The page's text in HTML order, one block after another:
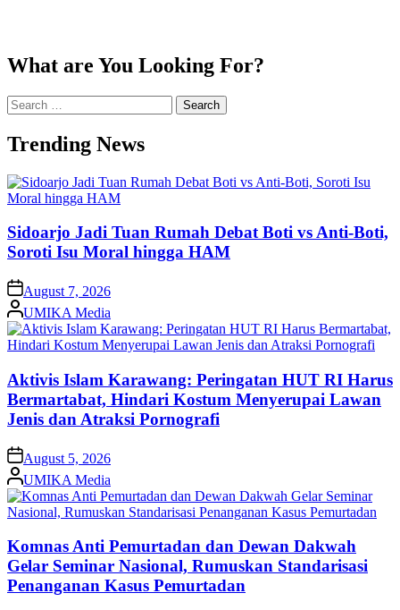
What are You Looking For?
Search
for:
Trending News
Sidoarjo Jadi Tuan Rumah Debat Boti vs Anti-Boti,
Soroti Isu Moral hingga HAM
on August 7, 2026
Posted
by
UMIKA Media
Aktivis Islam Karawang: Peringatan HUT RI Harus
Bermartabat, Hindari Kostum Menyerupai Lawan
Jenis dan Atraksi Pornografi
on August 5, 2026
Posted
by
UMIKA Media
Komnas Anti Pemurtadan dan Dewan Dakwah
Gelar Seminar Nasional, Rumuskan Standarisasi
Penanganan Kasus Pemurtadan